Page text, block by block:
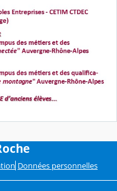
Données personnelles